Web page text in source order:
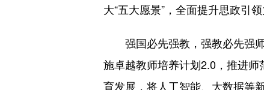
大“五大愿景”，全面提升思政引
强国必先强教，强教必先强师
施卓越教师培养计划2.0，推进
育发展，将人工智能、大数据等